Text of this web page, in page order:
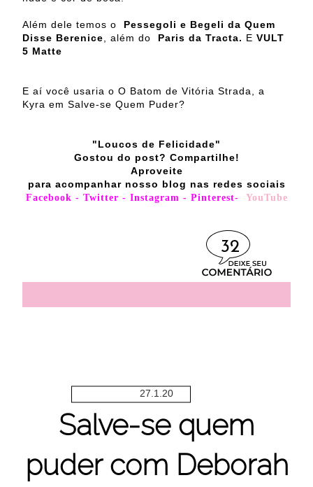
Além dele temos o
Pessegoli e Begeli da Quem
Disse Berenice , além do Paris da Tracta. E VULT
5 Matte
E aí você usaria o O Batom de Vitória Strada, a
Kyra em Salve-se Quem Puder?
"Loucos de Felicidade"
Gostou do post? Compartilhe!
Aproveite
para acompanhar nosso blog nas redes sociais
Facebook - Twitter - Instagram - Pinterest- YouTube
32
27.1.20
Salve-se quem
puder com Deborah